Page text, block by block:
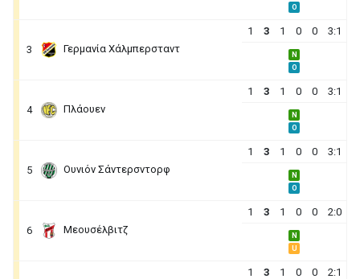
O
3 Γερμανία Χάλμπερσταντ
1 3 1 0 0 3:1
N
O
4 Πλάουεν
1 3 1 0 0 3:1
N
O
5 Ουνιόν Σάντερσντορφ
1 3 1 0 0 3:1
N
O
6 Μεουσέλβιτζ
1 3 1 0 0 2:0
N
U
1 3 1 0 0 2:1